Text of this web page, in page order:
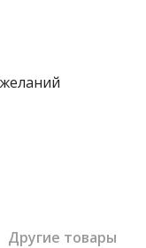
Другие товары